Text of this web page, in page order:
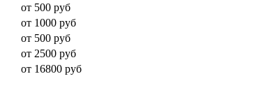
от 500 руб
от 1000 руб
от 500 руб
от 2500 руб
от 16800 руб